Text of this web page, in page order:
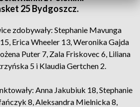
25 Bydgoszcz.
zdobywały: Stephanie Mavunga
Erica Wheeler 13, Weronika Gajda
Puter 7, Zala Friskovec 6, Liliana
5 i Klaudia Gertchen 2.
Anna Jakubiuk 18, Stephanie
8, Aleksandra Mielnicka 8,